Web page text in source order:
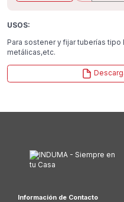
USOS:
Para sostener y fijar tuberías tipo
metálicas,etc.
Información de Contacto